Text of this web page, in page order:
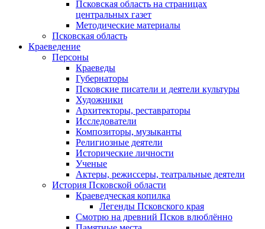
Псковская область на страницах
центральных газет
Методические материалы
Псковская область
Краеведение
Персоны
Краеведы
Губернаторы
Псковские писатели и деятели культуры
Художники
Архитекторы, реставраторы
Исследователи
Композиторы, музыканты
Религиозные деятели
Исторические личности
Ученые
Актеры, режиссеры, театральные деятели
История Псковской области
Краеведческая копилка
Легенды Псковского края
Смотрю на древний Псков влюблённо